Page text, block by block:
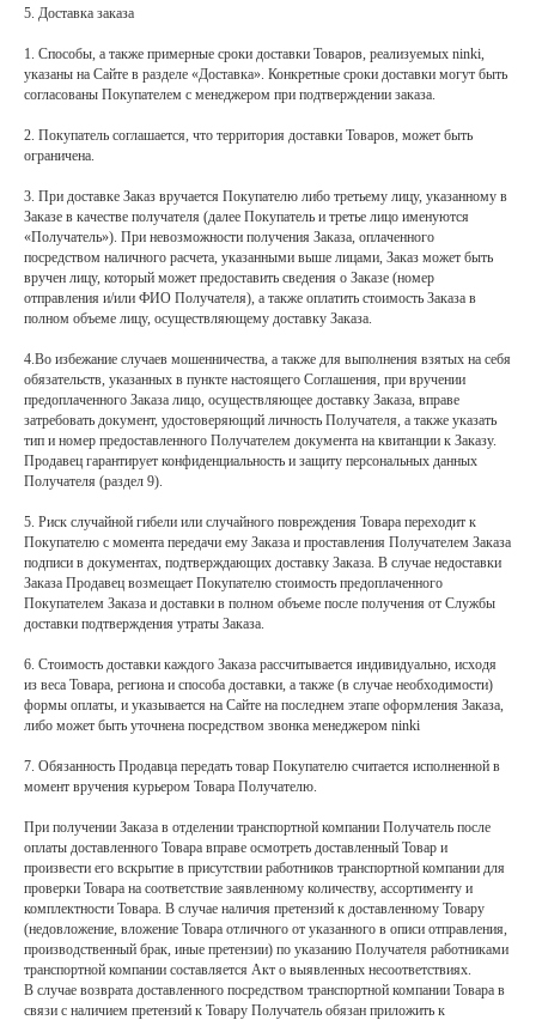
5. Доставка заказа
1. Способы, а также примерные сроки доставки Товаров, реализуемых ninki,
указаны на Сайте в разделе «Доставка». Конкретные сроки доставки могут быть
согласованы Покупателем с менеджером при подтверждении заказа.
2. Покупатель соглашается, что территория доставки Товаров, может быть
ограничена.
3. При доставке Заказ вручается Покупателю либо третьему лицу, указанному в
Заказе в качестве получателя (далее Покупатель и третье лицо именуются
«Получатель»). При невозможности получения Заказа, оплаченного
посредством наличного расчета, указанными выше лицами, Заказ может быть
вручен лицу, который может предоставить сведения о Заказе (номер
отправления и/или ФИО Получателя), а также оплатить стоимость Заказа в
полном объеме лицу, осуществляющему доставку Заказа.
4.Во избежание случаев мошенничества, а также для выполнения взятых на себя
обязательств, указанных в пункте настоящего Соглашения, при вручении
предоплаченного Заказа лицо, осуществляющее доставку Заказа, вправе
затребовать документ, удостоверяющий личность Получателя, а также указать
тип и номер предоставленного Получателем документа на квитанции к Заказу.
Продавец гарантирует конфиденциальность и защиту персональных данных
Получателя (раздел 9).
5. Риск случайной гибели или случайного повреждения Товара переходит к
Покупателю с момента передачи ему Заказа и проставления Получателем Заказа
подписи в документах, подтверждающих доставку Заказа. В случае недоставки
Заказа Продавец возмещает Покупателю стоимость предоплаченного
Покупателем Заказа и доставки в полном объеме после получения от Службы
доставки подтверждения утраты Заказа.
6. Стоимость доставки каждого Заказа рассчитывается индивидуально, исходя
из веса Товара, региона и способа доставки, а также (в случае необходимости)
формы оплаты, и указывается на Сайте на последнем этапе оформления Заказа,
либо может быть уточнена посредством звонка менеджером ninki
7. Обязанность Продавца передать товар Покупателю считается исполненной в
момент вручения курьером Товара Получателю.
При получении Заказа в отделении транспортной компании Получатель после
оплаты доставленного Товара вправе осмотреть доставленный Товар и
произвести его вскрытие в присутствии работников транспортной компании для
проверки Товара на соответствие заявленному количеству, ассортименту и
комплектности Товара. В случае наличия претензий к доставленному Товару
(недовложение, вложение Товара отличного от указанного в описи отправления,
производственный брак, иные претензии) по указанию Получателя работниками
транспортной компании составляется Акт о выявленных несоответствиях.
В случае возврата доставленного посредством транспортной компании Товара в
связи с наличием претензий к Товару Получатель обязан приложить к